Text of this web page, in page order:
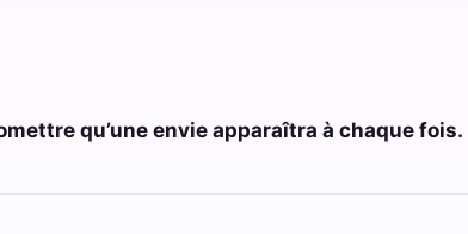
qu’une envie apparaîtra à chaque fois.